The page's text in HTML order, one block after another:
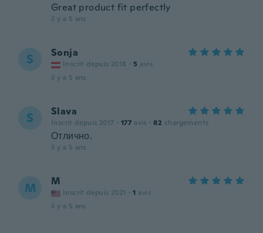
Great product fit perfectly
il y a 5 ans
S Sonja
Inscrit depuis 2018 · 5 avis
il y a 5 ans
S Slava
Inscrit depuis 2017 · 177 avis · 82 chargements
Отлично.
il y a 5 ans
M M
Inscrit depuis 2021 · 1 avis
il y a 5 ans